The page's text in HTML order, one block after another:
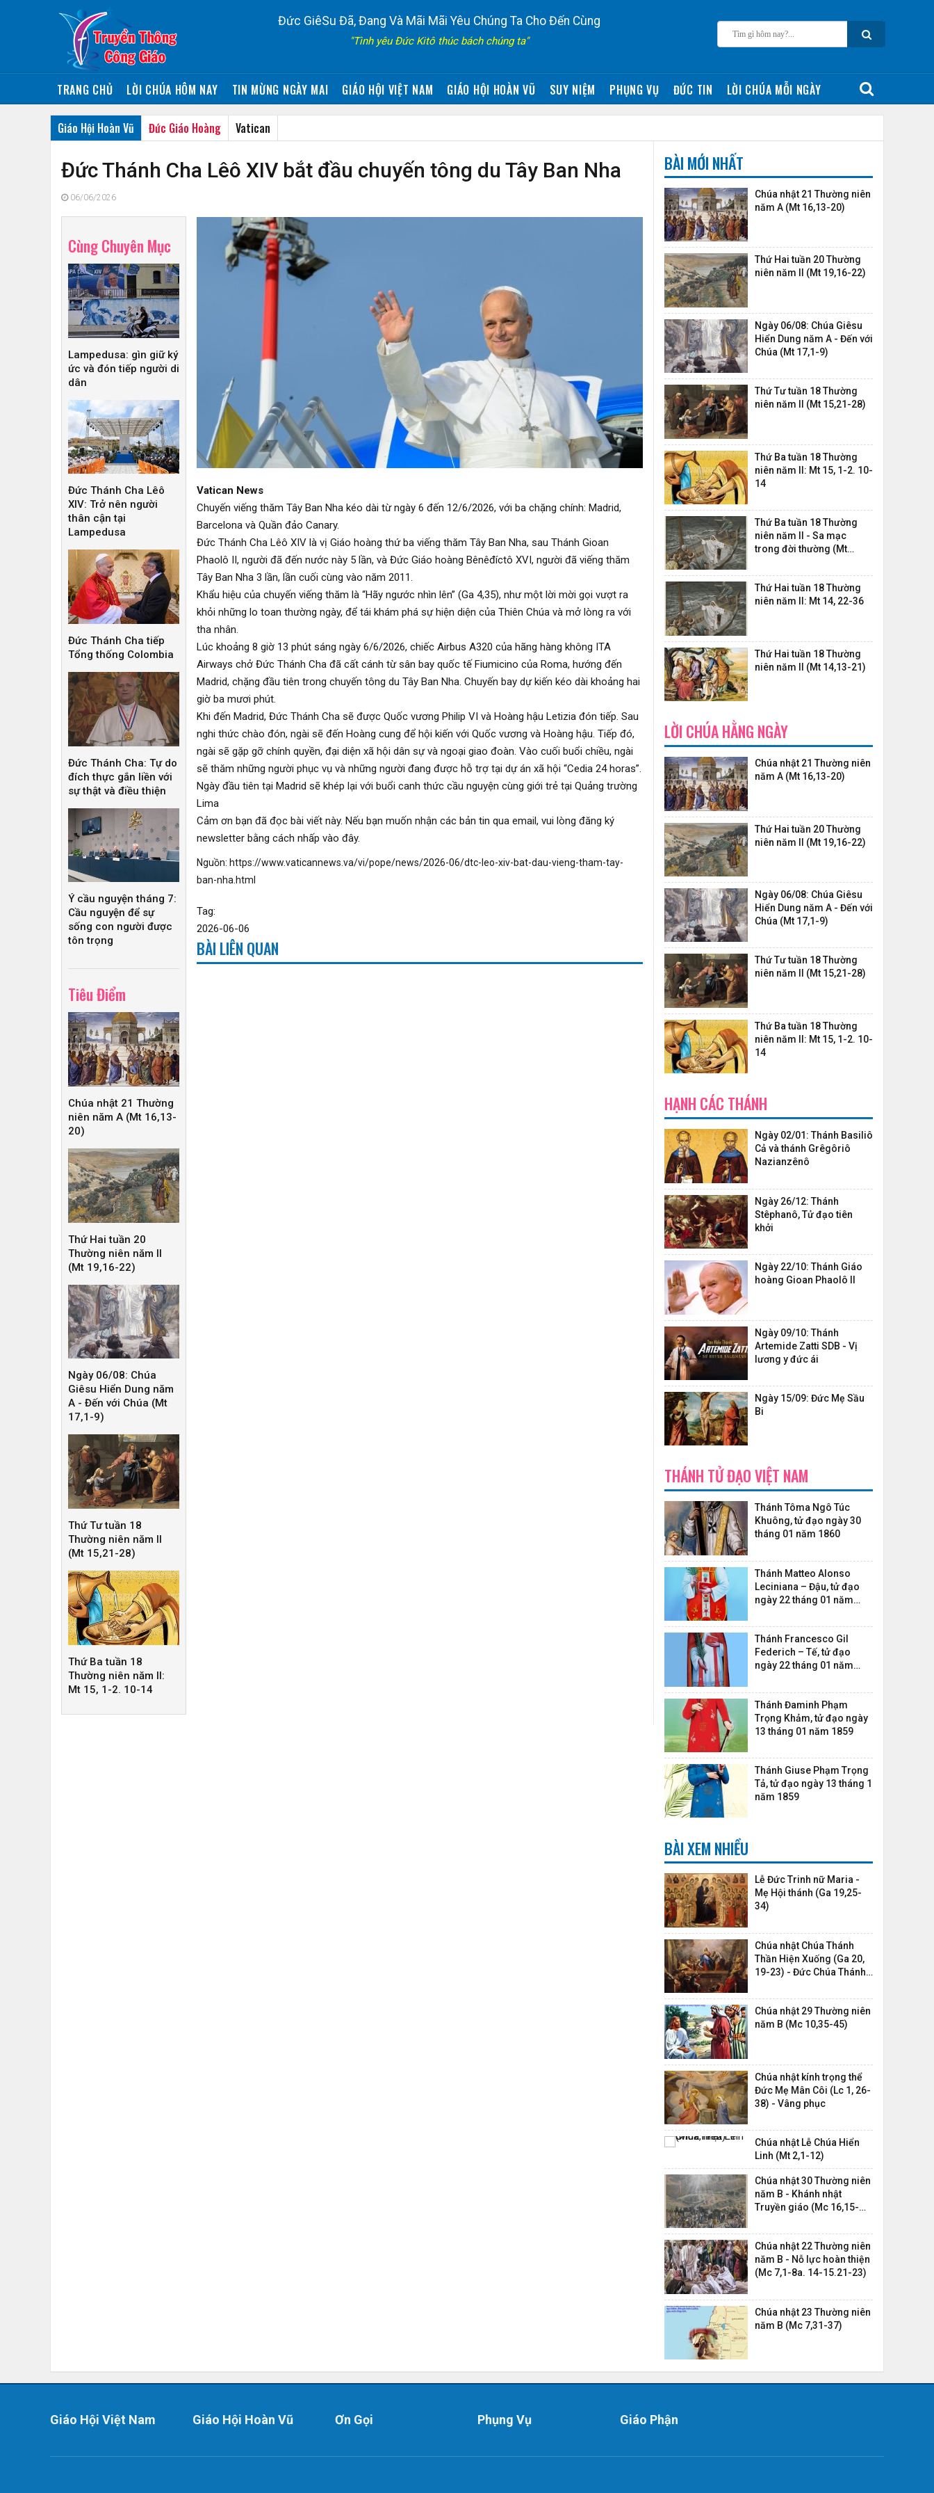
Đức GiêSu Đã, Đang Và Mãi Mãi Yêu Chúng Ta Cho Đến Cùng
"Tình yêu Đức Kitô thúc bách chúng ta"
TRANG CHỦ LỜI CHÚA HÔM NAY TIN MỪNG NGÀY MAI GIÁO HỘI VIỆT NAM GIÁO HỘI HOÀN VŨ SUY NIỆM PHỤNG VỤ ĐỨC TIN LỜI CHÚA MỖI NGÀY
Giáo Hội Hoàn Vũ Đức Giáo Hoàng Vatican
Đức Thánh Cha Lêô XIV bắt đầu chuyến tông du Tây Ban Nha
06/06/2026
Cùng Chuyên Mục
Lampedusa: gìn giữ ký
ức và đón tiếp người di
dân
Đức Thánh Cha Lêô
XIV: Trở nên người
thân cận tại
Lampedusa
Đức Thánh Cha tiếp
Tổng thống Colombia
Đức Thánh Cha: Tự do
đích thực gắn liền với
sự thật và điều thiện
Ý cầu nguyện tháng 7:
Cầu nguyện để sự
sống con người được
tôn trọng
Tiêu Điểm
Chúa nhật 21 Thường
niên năm A (Mt 16,13-
20)
Thứ Hai tuần 20
Thường niên năm II
(Mt 19,16-22)
Ngày 06/08: Chúa
Giêsu Hiển Dung năm
A - Đến với Chúa (Mt
17,1-9)
Thứ Tư tuần 18
Thường niên năm II
(Mt 15,21-28)
Thứ Ba tuần 18
Thường niên năm II:
Mt 15, 1-2. 10-14
Vatican News
Chuyến viếng thăm Tây Ban Nha kéo dài từ ngày 6 đến 12/6/2026, với ba chặng chính: Madrid,
Barcelona và Quần đảo Canary.
Đức Thánh Cha Lêô XIV là vị Giáo hoàng thứ ba viếng thăm Tây Ban Nha, sau Thánh Gioan
Phaolô II, người đã đến nước này 5 lần, và Đức Giáo hoàng Bênêđíctô XVI, người đã viếng thăm
Tây Ban Nha 3 lần, lần cuối cùng vào năm 2011.
Khẩu hiệu của chuyến viếng thăm là “Hãy ngước nhìn lên” (Ga 4,35), như một lời mời gọi vượt ra
khỏi những lo toan thường ngày, để tái khám phá sự hiện diện của Thiên Chúa và mở lòng ra với
tha nhân.
Lúc khoảng 8 giờ 13 phút sáng ngày 6/6/2026, chiếc Airbus A320 của hãng hàng không ITA
Airways chở Đức Thánh Cha đã cất cánh từ sân bay quốc tế Fiumicino của Roma, hướng đến
Madrid, chặng đầu tiên trong chuyến tông du Tây Ban Nha. Chuyến bay dự kiến kéo dài khoảng hai
giờ ba mươi phút.
Khi đến Madrid, Đức Thánh Cha sẽ được Quốc vương Philip VI và Hoàng hậu Letizia đón tiếp. Sau
nghi thức chào đón, ngài sẽ đến Hoàng cung để hội kiến với Quốc vương và Hoàng hậu. Tiếp đó,
ngài sẽ gặp gỡ chính quyền, đại diện xã hội dân sự và ngoại giao đoàn. Vào cuối buổi chiều, ngài
sẽ thăm những người phục vụ và những người đang được hỗ trợ tại dự án xã hội “Cedia 24 horas”.
Ngày đầu tiên tại Madrid sẽ khép lại với buổi canh thức cầu nguyện cùng giới trẻ tại Quảng trường
Lima
Cảm ơn bạn đã đọc bài viết này. Nếu bạn muốn nhận các bản tin qua email, vui lòng đăng ký
newsletter bằng cách nhấp vào đây.
Nguồn: https://www.vaticannews.va/vi/pope/news/2026-06/dtc-leo-xiv-bat-dau-vieng-tham-tay-
ban-nha.html
Tag:
2026-06-06
BÀI LIÊN QUAN
BÀI MỚI NHẤT
Chúa nhật 21 Thường niên
năm A (Mt 16,13-20)
Thứ Hai tuần 20 Thường
niên năm II (Mt 19,16-22)
Ngày 06/08: Chúa Giêsu
Hiển Dung năm A - Đến với
Chúa (Mt 17,1-9)
Thứ Tư tuần 18 Thường
niên năm II (Mt 15,21-28)
Thứ Ba tuần 18 Thường
niên năm II: Mt 15, 1-2. 10-
14
Thứ Ba tuần 18 Thường
niên năm II - Sa mạc
trong đời thường (Mt
Thứ Hai tuần 18 Thường
niên năm II: Mt 14, 22-36
Thứ Hai tuần 18 Thường
niên năm II (Mt 14,13-21)
LỜI CHÚA HẰNG NGÀY
Chúa nhật 21 Thường niên
năm A (Mt 16,13-20)
Thứ Hai tuần 20 Thường
niên năm II (Mt 19,16-22)
Ngày 06/08: Chúa Giêsu
Hiển Dung năm A - Đến với
Chúa (Mt 17,1-9)
Thứ Tư tuần 18 Thường
niên năm II (Mt 15,21-28)
Thứ Ba tuần 18 Thường
niên năm II: Mt 15, 1-2. 10-
14
HẠNH CÁC THÁNH
Ngày 02/01: Thánh Basiliô
Cả và thánh Grêgôriô
Nazianzênô
Ngày 26/12: Thánh
Stêphanô, Tử đạo tiên
khởi
Ngày 22/10: Thánh Giáo
hoàng Gioan Phaolô II
Ngày 09/10: Thánh
Artemide Zatti SDB - Vị
lương y đức ái
Ngày 15/09: Đức Mẹ Sầu
Bi
THÁNH TỬ ĐẠO VIỆT NAM
Thánh Tôma Ngô Túc
Khuông, tử đạo ngày 30
tháng 01 năm 1860
Thánh Matteo Alonso
Leciniana – Đậu, tử đạo
ngày 22 tháng 01 năm
Thánh Francesco Gil
Federich – Tế, tử đạo
ngày 22 tháng 01 năm
Thánh Đaminh Phạm
Trọng Khảm, tử đạo ngày
13 tháng 01 năm 1859
Thánh Giuse Phạm Trọng
Tả, tử đạo ngày 13 tháng 1
năm 1859
BÀI XEM NHIỀU
Lễ Đức Trinh nữ Maria -
Mẹ Hội thánh (Ga 19,25-
34)
Chúa nhật Chúa Thánh
Thần Hiện Xuống (Ga 20,
19-23) - Đức Chúa Thánh
Chúa nhật 29 Thường niên
năm B (Mc 10,35-45)
Chúa nhật kính trọng thể
Đức Mẹ Mân Côi (Lc 1, 26-
38) - Vâng phục
Chúa nhật Lễ Chúa Hiển
Linh (Mt 2,1-12)
Chúa nhật 30 Thường niên
năm B - Khánh nhật
Truyền giáo (Mc 16,15-
Chúa nhật 22 Thường niên
năm B - Nỗ lực hoàn thiện
(Mc 7,1-8a. 14-15.21-23)
Chúa nhật 23 Thường niên
năm B (Mc 7,31-37)
Giáo Hội Việt Nam Giáo Hội Hoàn Vũ Ơn Gọi Phụng Vụ Giáo Phận